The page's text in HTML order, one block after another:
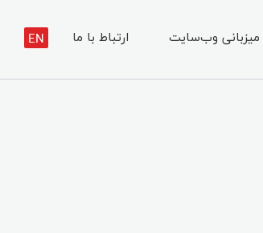
EN میزبانی وب‌سایت ارتباط با ما